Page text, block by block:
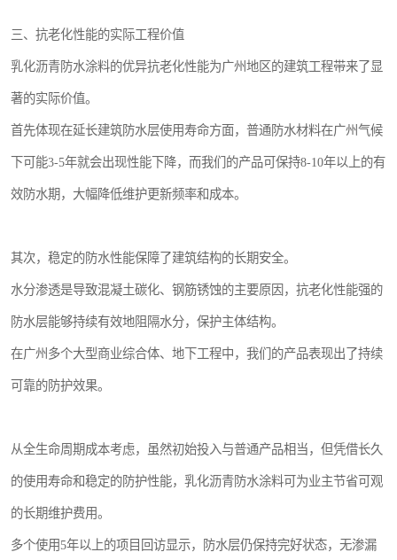
三、抗老化性能的实际工程价值
乳化沥青防水涂料的优异抗老化性能为广州地区的建筑工程带来了显
著的实际价值。
首先体现在延长建筑防水层使用寿命方面，普通防水材料在广州气候
下可能3-5年就会出现性能下降，而我们的产品可保持8-10年以上的有
效防水期，大幅降低维护更新频率和成本。
其次，稳定的防水性能保障了建筑结构的长期安全。
水分渗透是导致混凝土碳化、钢筋锈蚀的主要原因，抗老化性能强的
防水层能够持续有效地阻隔水分，保护主体结构。
在广州多个大型商业综合体、地下工程中，我们的产品表现出了持续
可靠的防护效果。
从全生命周期成本考虑，虽然初始投入与普通产品相当，但凭借长久
的使用寿命和稳定的防护性能，乳化沥青防水涂料可为业主节省可观
的长期维护费用。
多个使用5年以上的项目回访显示，防水层仍保持完好状态，无渗漏